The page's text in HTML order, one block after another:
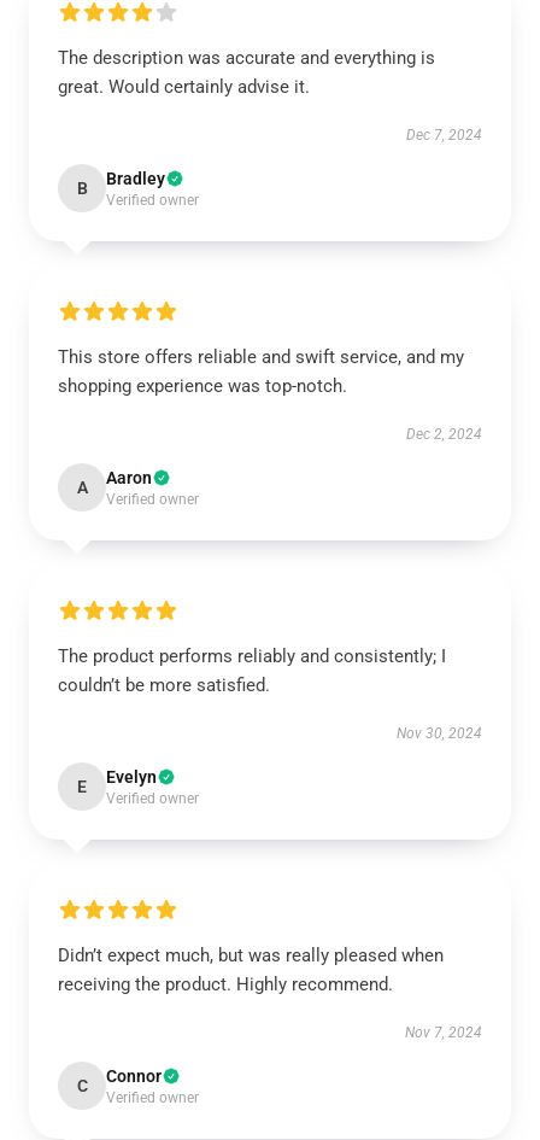
The description was accurate and everything is
great. Would certainly advise it.
Dec 7, 2024
B Bradley
Verified owner
This store offers reliable and swift service, and my
shopping experience was top-notch.
Dec 2, 2024
A Aaron
Verified owner
The product performs reliably and consistently; I
couldn’t be more satisfied.
Nov 30, 2024
E Evelyn
Verified owner
Didn’t expect much, but was really pleased when
receiving the product. Highly recommend.
Nov 7, 2024
C Connor
Verified owner